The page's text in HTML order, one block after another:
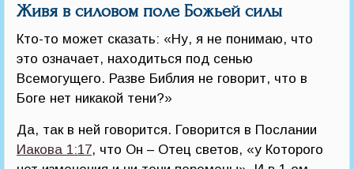
Живя в силовом поле Божьей силы
Кто-то может сказать: «Ну, я не понимаю, что
это означает, находиться под сенью
Всемогущего. Разве Библия не говорит, что в
Боге нет никакой тени?»
Да, так в ней говорится. Говорится в Послании
Иакова 1:17, что Он – Отец светов, «у Которого